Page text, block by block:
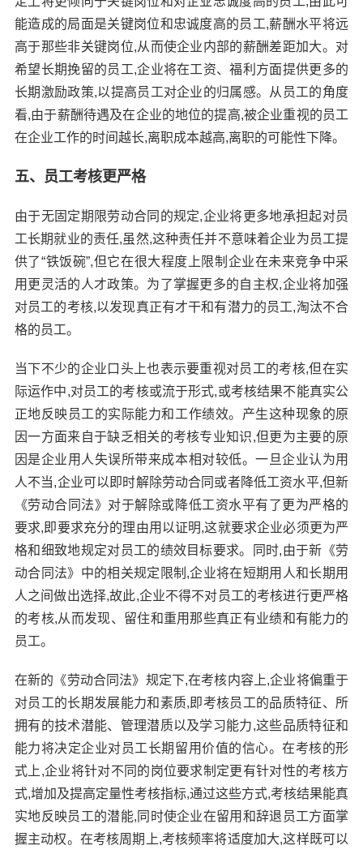
能造成的局面是关键岗位和忠诚度高的员工,薪酬水平将远
高于那些非关键岗位,从而使企业内部的薪酬差距加大。对
希望长期挽留的员工,企业将在工资、福利方面提供更多的
长期激励政策,以提高员工对企业的归属感。从员工的角度
看,由于薪酬待遇及在企业的地位的提高,被企业重视的员工
在企业工作的时间越长,离职成本越高,离职的可能性下降。
五、员工考核更严格
由于无固定期限劳动合同的规定,企业将更多地承担起对员
工长期就业的责任,虽然,这种责任并不意味着企业为员工提
供了“铁饭碗”,但它在很大程度上限制企业在未来竞争中采
用更灵活的人才政策。为了掌握更多的自主权,企业将加强
对员工的考核,以发现真正有才干和有潜力的员工,淘汰不合
格的员工。
当下不少的企业口头上也表示要重视对员工的考核,但在实
际运作中,对员工的考核或流于形式,或考核结果不能真实公
正地反映员工的实际能力和工作绩效。产生这种现象的原
因一方面来自于缺乏相关的考核专业知识,但更为主要的原
因是企业用人失误所带来成本相对较低。一旦企业认为用
人不当,企业可以即时解除劳动合同或者降低工资水平,但新
《劳动合同法》对于解除或降低工资水平有了更为严格的
要求,即要求充分的理由用以证明,这就要求企业必须更为严
格和细致地规定对员工的绩效目标要求。同时,由于新《劳
动合同法》中的相关规定限制,企业将在短期用人和长期用
人之间做出选择,故此,企业不得不对员工的考核进行更严格
的考核,从而发现、留住和重用那些真正有业绩和有能力的
员工。
在新的《劳动合同法》规定下,在考核内容上,企业将偏重于
对员工的长期发展能力和素质,即考核员工的品质特征、所
拥有的技术潜能、管理潜质以及学习能力,这些品质特征和
能力将决定企业对员工长期留用价值的信心。在考核的形
式上,企业将针对不同的岗位要求制定更有针对性的考核方
式,增加及提高定量性考核指标,通过这些方式,考核结果能真
实地反映员工的潜能,同时使企业在留用和辞退员工方面掌
握主动权。在考核周期上,考核频率将适度加大,这样既可以